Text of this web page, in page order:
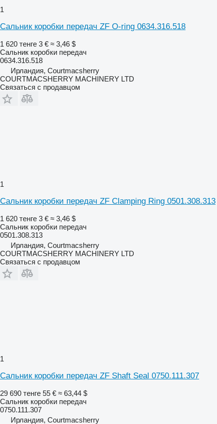
1
Сальник коробки передач ZF O-ring 0634.316.518
1 620 тенге 3 € ≈ 3,46 $
Сальник коробки передач
0634.316.518
Ирландия, Courtmacsherry
COURTMACSHERRY MACHINERY LTD
Связаться с продавцом
1
Сальник коробки передач ZF Clamping Ring 0501.308.313
1 620 тенге 3 € ≈ 3,46 $
Сальник коробки передач
0501.308.313
Ирландия, Courtmacsherry
COURTMACSHERRY MACHINERY LTD
Связаться с продавцом
1
Сальник коробки передач ZF Shaft Seal 0750.111.307
29 690 тенге 55 € ≈ 63,44 $
Сальник коробки передач
0750.111.307
Ирландия, Courtmacsherry